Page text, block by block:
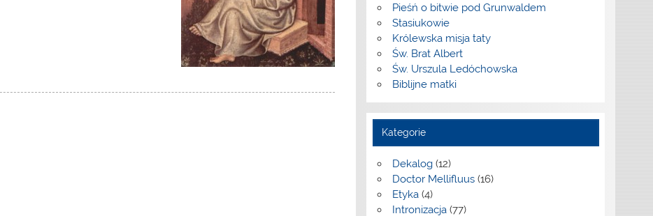
Pieśń o bitwie pod Grunwaldem
Stasiukowie
Królewska misja taty
Św. Brat Albert
Św. Urszula Ledóchowska
Biblijne matki
Kategorie
Dekalog(12)
Doctor Mellifluus(16)
Etyka(4)
Intronizacja(77)